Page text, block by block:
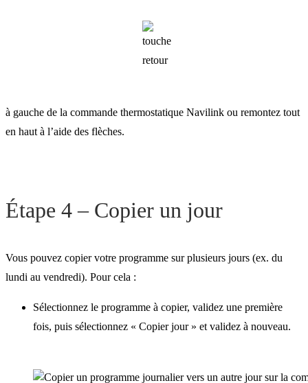
à gauche de la commande thermostatique Navilink ou remontez tout
en haut à l’aide des flèches.
Étape 4 – Copier un jour
Vous pouvez copier votre programme sur plusieurs jours (ex. du
lundi au vendredi). Pour cela :
Sélectionnez le programme à copier, validez une première
fois, puis sélectionnez « Copier jour » et validez à nouveau.